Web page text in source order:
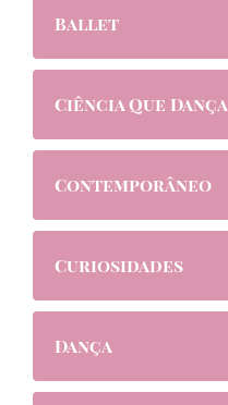
Ballet
Ciência Que Dança
Contemporâneo
Curiosidades
Dança